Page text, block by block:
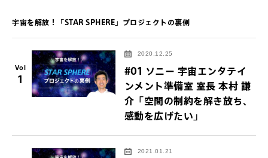
宇宙を解放！「STAR SPHERE」プロジェクトの裏側
Vol
1
2020.12.25
#01 ソニー 宇宙エンタテイ
ンメント準備室 室長 本村 謙
介「空間の制約を解き放ち、
感動を広げたい」
2021.01.21